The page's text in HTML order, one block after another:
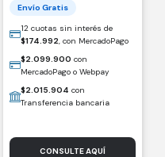
OS HSM SPORTS
PARA CANON EF
Envío Gratis
12 cuotas sin interés de
$174.992, con MercadoPago
$2.099.900 con
MercadoPago o Webpay
$2.015.904 con
Transferencia bancaria
CONSULTE AQUÍ